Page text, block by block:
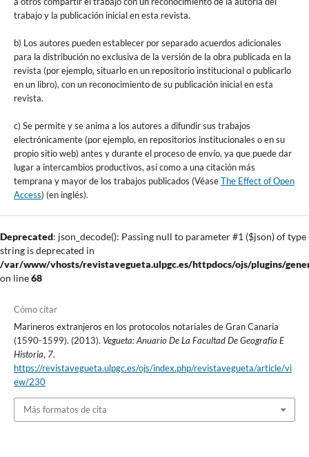
trabajo y la publicación inicial en esta revista.
b) Los autores pueden establecer por separado acuerdos adicionales
para la distribución no exclusiva de la versión de la obra publicada en la
revista (por ejemplo, situarlo en un repositorio institucional o publicarlo
en un libro), con un reconocimiento de su publicación inicial en esta
revista.
c) Se permite y se anima a los autores a difundir sus trabajos
electrónicamente (por ejemplo, en repositorios institucionales o en su
propio sitio web) antes y durante el proceso de envío, ya que puede dar
lugar a intercambios productivos, así como a una citación más
temprana y mayor de los trabajos publicados (VéaseThe Effect of Open
Access) (en inglés).
Deprecated: json_decode(): Passing null to parameter #1 ($json) of type
string is deprecated in
/var/www/vhosts/revistavegueta.ulpgc.es/httpdocs/ojs/plugins/
on line68
Cómo citar
Marineros extranjeros en los protocolos notariales de Gran Canaria
(1590-1599). (2013). Vegueta: Anuario De La Facultad De Geografía E
Historia, 7.
https://revistavegueta.ulpgc.es/ojs/index.php/revistavegueta/article/vi
ew/230
Más formatos de cita